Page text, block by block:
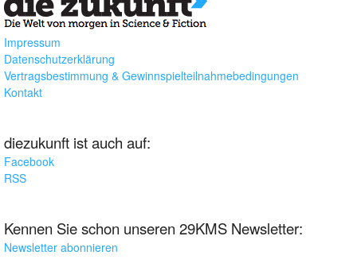
Impressum
Datenschutzerklärung
Vertragsbestimmung & Gewinnspielteilnahmebedingungen
Kontakt
diezukunft ist auch auf:
Facebook
RSS
Kennen Sie schon unseren 29KMS Newsletter:
Newsletter abonnieren